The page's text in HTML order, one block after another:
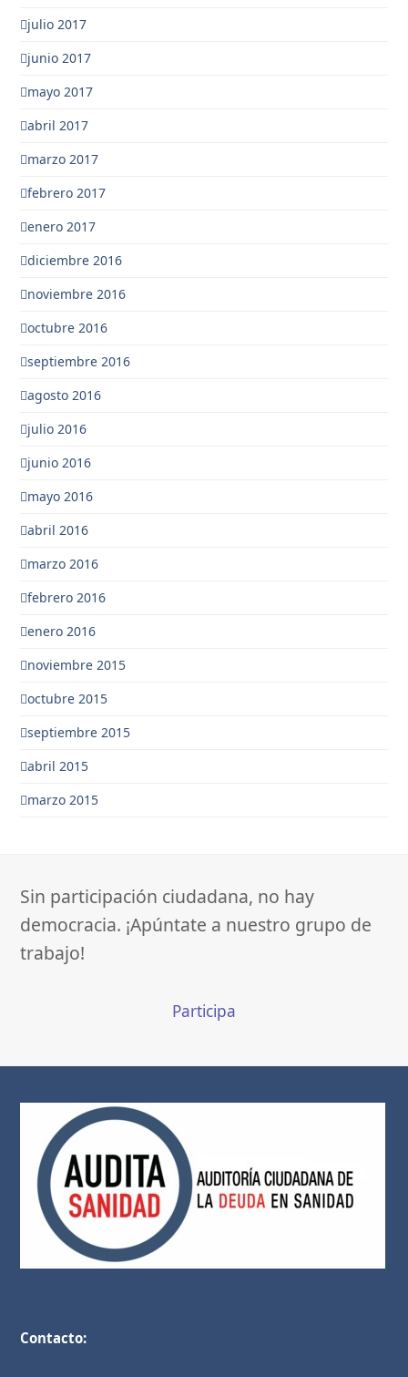
julio 2017
junio 2017
mayo 2017
abril 2017
marzo 2017
febrero 2017
enero 2017
diciembre 2016
noviembre 2016
octubre 2016
septiembre 2016
agosto 2016
julio 2016
junio 2016
mayo 2016
abril 2016
marzo 2016
febrero 2016
enero 2016
noviembre 2015
octubre 2015
septiembre 2015
abril 2015
marzo 2015
Sin participación ciudadana, no hay
democracia. ¡Apúntate a nuestro grupo de
trabajo!
Participa
Contacto: